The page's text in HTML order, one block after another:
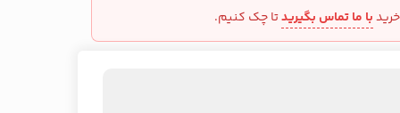
با ما تماس بگیریدتا چک کنیم.